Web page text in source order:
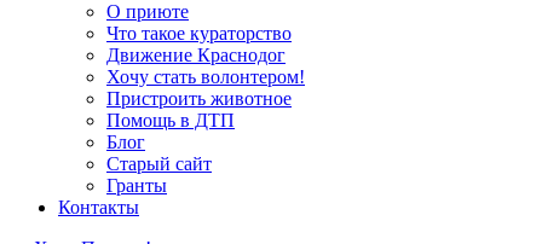
О приюте
Что такое кураторство
Движение Краснодог
Хочу стать волонтером!
Пристроить животное
Помощь в ДТП
Блог
Старый сайт
Гранты
Контакты